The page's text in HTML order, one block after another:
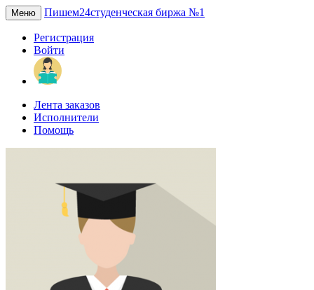
Меню Пишем24студенческая биржа №1
Регистрация
Войти
Лента заказов
Исполнители
Помощь